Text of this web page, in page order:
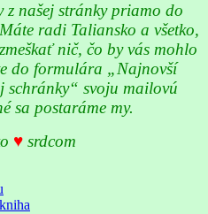
z našej stránky priamo do
radi Taliansko a všetko,
nič, čo by vás mohlo
do formulára „Najnovší
svoju mailovú
sa postaráme my.
♥ srdcom
kniha